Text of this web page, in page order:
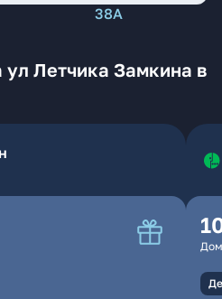
38А
Летчика Замкина в